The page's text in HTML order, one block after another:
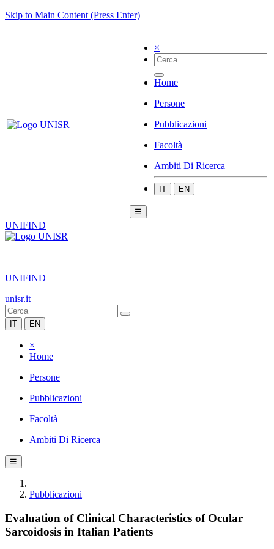
Skip to Main Content (Press Enter)
×
Home
Persone
Pubblicazioni
Facoltà
Ambiti Di Ricerca
IT EN
☰
UNIFIND
|
UNIFIND
unisr.it
IT EN
×
Home
Persone
Pubblicazioni
Facoltà
Ambiti Di Ricerca
☰
Pubblicazioni
Evaluation of Clinical Characteristics of Ocular
Sarcoidosis in Italian Patients